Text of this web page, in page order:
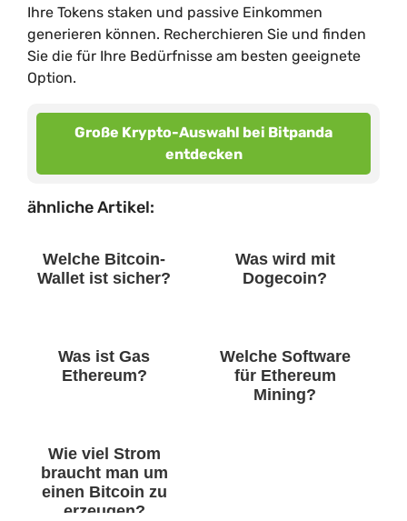
Ihre Tokens staken und passive Einkommen
generieren können. Recherchieren Sie und finden
Sie die für Ihre Bedürfnisse am besten geeignete
Option.
Große Krypto-Auswahl bei Bitpanda
entdecken
ähnliche Artikel:
Welche Bitcoin-
Wallet ist sicher?
Was wird mit
Dogecoin?
Was ist Gas
Ethereum?
Welche Software
für Ethereum
Mining?
Wie viel Strom
braucht man um
einen Bitcoin zu
erzeugen?